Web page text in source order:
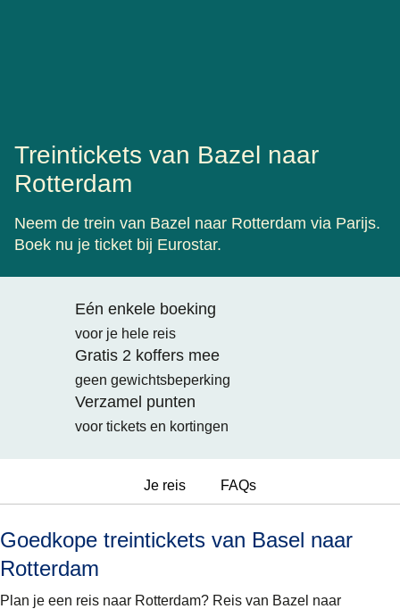
Treintickets van Bazel naar
Rotterdam
Neem de trein van Bazel naar Rotterdam via Parijs.
Boek nu je ticket bij Eurostar.
Eén enkele boeking
voor je hele reis
Gratis 2 koffers mee
geen gewichtsbeperking
Verzamel punten
voor tickets en kortingen
Je reis FAQs
Goedkope treintickets van Basel naar
Rotterdam
Plan je een reis naar Rotterdam? Reis van Bazel naar